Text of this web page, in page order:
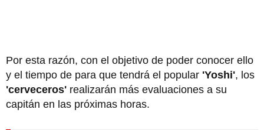
Por esta razón, con el objetivo de poder conocer ello
y el tiempo de para que tendrá el popular 'Yoshi', los
'cerveceros' realizarán más evaluaciones a su
capitán en las próximas horas.